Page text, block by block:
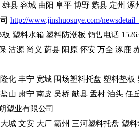
县 容城 曲阳 阜平 博野 蠡县 定州
http://www.jinshuosuye.com/
塑料水箱 塑料防潮板 销售电话
沽源 尚义 蔚县 阳原 怀安 万全 涿鹿
化 丰宁 宽城 围场塑料托盘 塑料垫
山 肃宁 南皮 吴桥 献县 孟村 泊头
塑业有限公司
城 文安 大厂 霸州 三河塑料托盘 塑